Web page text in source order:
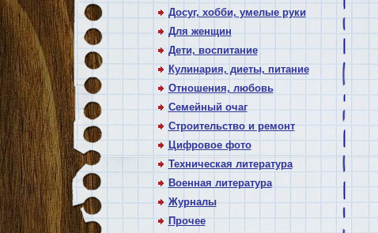
Досуг, хобби, умелые руки
Для женщин
Дети, воспитание
Кулинария, диеты, питание
Отношения, любовь
Семейный очаг
Строительство и ремонт
Цифровое фото
Техническая литература
Военная литература
Журналы
Прочее